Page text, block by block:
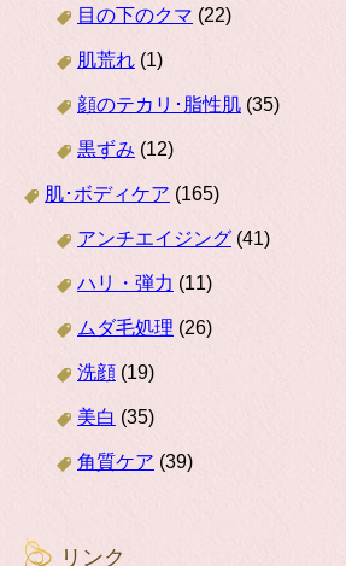
目の下のクマ (22)
肌荒れ (1)
顔のテカリ･脂性肌 (35)
黒ずみ (12)
肌･ボディケア (165)
アンチエイジング (41)
ハリ・弾力 (11)
ムダ毛処理 (26)
洗顔 (19)
美白 (35)
角質ケア (39)
リンク